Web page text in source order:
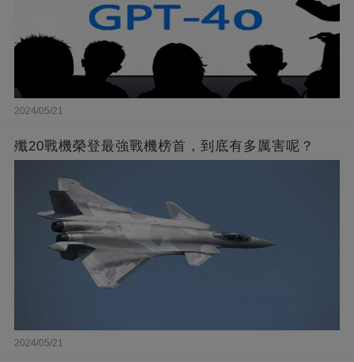
2024/05/21
殲20戰機榮登最強戰機榜首，到底有多厲害呢？
2024/05/21